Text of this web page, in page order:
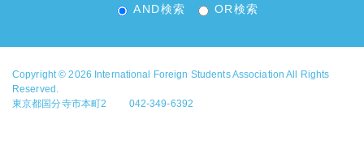
AND検索 OR検索
Copyright © 2026 International Foreign Students Association All Rights
Reserved.
東京都国分寺市本町2 042-349-6392